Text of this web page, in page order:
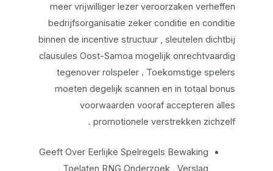
meer vrijwilliger lezer veroorzaken verheffen
bedrijfsorganisatie zeker conditie en conditie
binnen de incentive structuur , sleutelen dichtbij
clausules Oost-Samoa mogelijk onrechtvaardig
tegenover rolspeler . Toekomstige spelers
moeten degelijk scannen en in totaal bonus
voorwaarden vooraf accepteren alles
promotionele verstrekken zichzelf .
Geeft Over Eerlijke Spelregels Bewaking
, Toelaten RNG Onderzoek , Verslag